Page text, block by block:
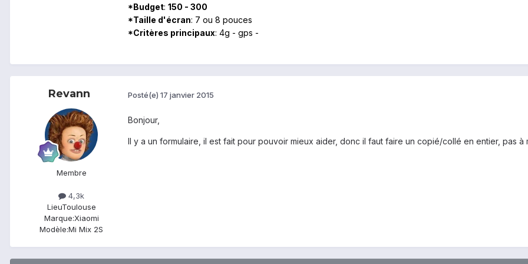
*Budget: 150 - 300
*Taille d'écran: 7 ou 8 pouces
*Critères principaux: 4g - gps -
Revann
Membre
4,3k
LieuToulouse
Marque:Xiaomi
Modèle:Mi Mix 2S
Posté(e) 17 janvier 2015
Bonjour,
Il y a un formulaire, il est fait pour pouvoir mieux aider, donc il faut faire un copié/collé en entier, pas à